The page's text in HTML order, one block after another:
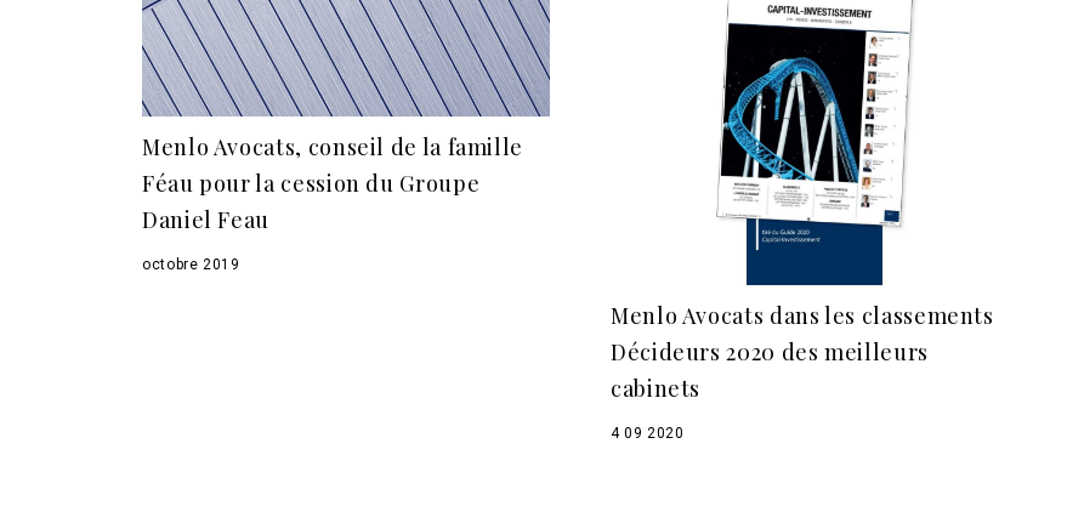
Menlo Avocats, conseil de la famille
Féau pour la cession du Groupe
Daniel Feau
octobre 2019
Menlo Avocats dans les classements
Décideurs 2020 des meilleurs
cabinets
4 09 2020